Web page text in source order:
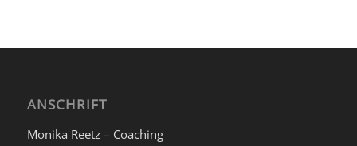
ANSCHRIFT
Monika Reetz – Coaching